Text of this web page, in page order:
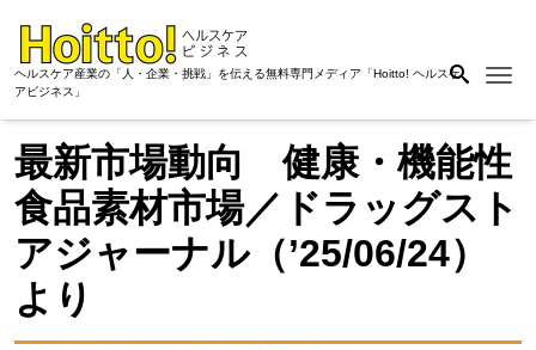
ヘルスケア産業の「人・企業・挑戦」を伝える無料専門メディア「Hoitto! ヘルスケ
アビジネス」
最新市場動向 健康・機能性
⾷品素材市場／ドラッグスト
アジャーナル（’25/06/24）
より